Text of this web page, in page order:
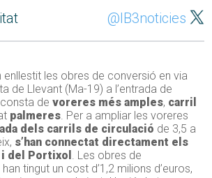
@IB3noticies
enllestit les obres de conversió en via
de Llevant (Ma-19) a l’entrada de
consta devoreres més amples, carril
palmeres. Per a ampliar les voreres
dels carrils de circulació de 3,5 a
s’han connectat directament els
del Portixol . Les obres de
tingut un cost d’1,2 milions d’euros,